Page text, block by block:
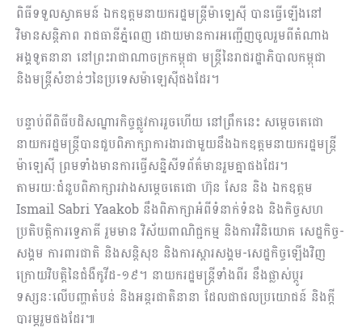
ពិធីទទួលស្វាគមន៍ ឯកឧត្តមនាយករដ្ឋមន្ត្រីម៉ាឡេស៊ី បានធ្វើឡើងនៅ
វិមានសន្តិភាព រាជធានីភ្នំពេញ ដោយមានការអញ្ជើញចូលរួមពីតំណាង
អង្គទូតនានា នៅព្រះរាជាណាចក្រកម្ពុជា មន្ត្រីនៃរាជរដ្ឋាភិបាលកម្ពុជា
និងមន្ត្រីសំខាន់ៗនៃប្រទេសម៉ាឡេស៊ីផងដែរ។
បន្ទាប់ពីពិធីបដិសណ្ឋារកិច្ចផ្លូវការរួចហើយ នៅព្រឹកនេះ សម្ដេចតេជោ
នាយករដ្ឋមន្ត្រីបានជួបពិភាក្សាការងារជាមួយនឹងឯកឧត្តមនាយករដ្ឋមន្ត្រី
ម៉ាឡេស៊ី ព្រមទាំងមានការធ្វើសន្និសីទព័ត៌មានរួមគ្នាផងដែរ។
តាមរយៈជំនួបពិភាក្សារវាងសម្ដេចតេជោ ហ៊ុន សែន និង ឯកឧត្តម
Ismail Sabri Yaakob នឹងពិភាក្សាអំពីទំនាក់ទំនង និងកិច្ចសហ
ប្រតិបត្តិការទ្វេភាគី រួមមាន វិស័យពាណិជ្ជកម្ម និងការវិនិយោគ សេដ្ឋកិច្ច-
សង្គម ការពារជាតិ និងសន្តិសុខ និងការស្តារសង្គម-សេដ្ឋកិច្ចឡើងវិញ
ក្រោយវិបត្តិនៃជំងឺកូវីដ-១៩។ នាយករដ្ឋមន្ត្រីទាំងពីរ នឹងផ្លាស់ប្តូរ
ទស្សនៈលើបញ្ហាតំបន់ និងអន្តរជាតិនានា ដែលជាផលប្រយោជន៍ និងក្តី
បារម្ភរួមផងដែរ៕